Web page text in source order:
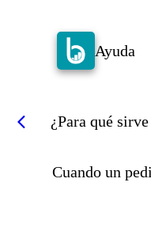
Ayuda
arrow_back_ios ¿Para qué
Cuando un